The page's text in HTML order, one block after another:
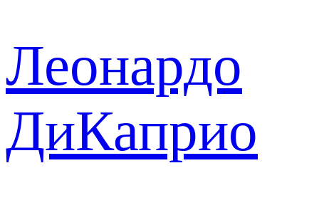
Леонардо
ДиКаприо